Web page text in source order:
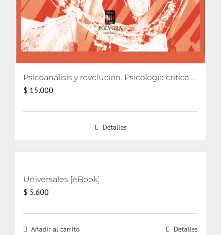
Psicoanálisis y revolución. Psicología crítica para movimientos de liberación
$ 15.000
Detalles
Universales [eBook]
$ 5.600
Añadir al carrito Detalles